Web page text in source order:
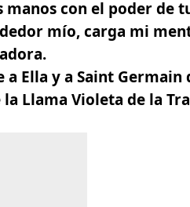
manos con el poder de
mío, carga mi
a Ella y a Saint Germain
Llama Violeta de la